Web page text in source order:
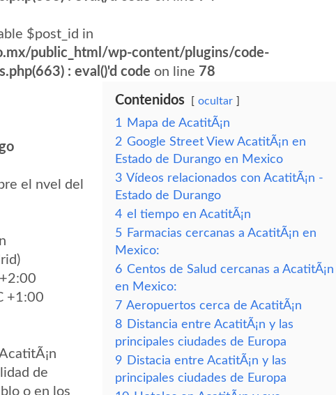
$post_id in
public_html/wp-content/plugins/code-
: eval()'d code on line 78
el nvel del
+1:00
de
o en los
Contenidos ocultar
1
Mapa de AcatitÃ¡n
2 Google Street View AcatitÃ¡n en
Estado de Durango en Mexico
3 Vídeos relacionados con AcatitÃ¡n -
Estado de Durango
4 el tiempo en AcatitÃ¡n
5 Farmacias cercanas a AcatitÃ¡n en
Mexico:
6 Centos de Salud cercanas a AcatitÃ¡n
en Mexico:
7 Aeropuertos cerca de AcatitÃ¡n
8 Distancia entre AcatitÃ¡n y las
principales ciudades de Europa
9 Distacia entre AcatitÃ¡n y las
principales ciudades de Europa